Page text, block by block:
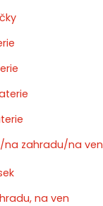
na zahradu/na ven
na ven